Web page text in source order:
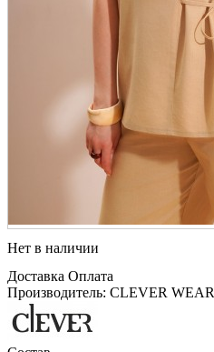
Нет в наличии
Доставка Оплата
Производитель: CLEVER WEAR